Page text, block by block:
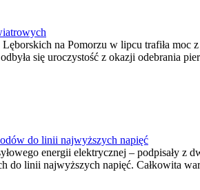
na Pomorzu w lipcu trafiła
się uroczystość z okazji odebrania
do linii najwyższych napięć
energii elektrycznej –
do linii najwyższych napięć. Całkowita